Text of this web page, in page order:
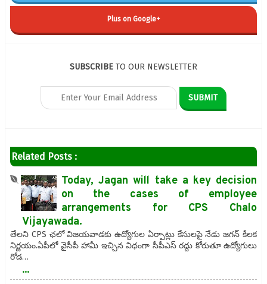
Plus on Google+
SUBSCRIBE TO OUR NEWSLETTER
Related Posts :
Today, Jagan will take a key decision
on the cases of employee
arrangements for CPS Chalo
Vijayawada.
తేలని CPS ఛలో విజయవాడకు ఉద్యోగుల ఏర్పాట్లు కేసులపై నేడు జగన్ కీలక
నిర్ణయం.ఏపీలో వైసీపీ హామీ ఇచ్చిన విధంగా సీపీఎస్ రద్దు కోరుతూ ఉద్యోగులు
రోడ…
...